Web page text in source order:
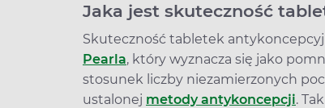
Jaka jest skuteczność
Skuteczność tabletek
Pearla, który wyznacza się jako
stosunek liczby niezamierzonych
ustalonej metody antykoncepcji.